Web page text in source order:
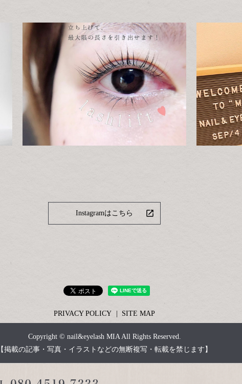
Instagramはこちら
PRIVACY POLICY SITE MAP
Copyright © nail&eyelash MIA All Rights Reserved.
【掲載の記事・写真・イラストなどの無断複写・転載を禁じます】